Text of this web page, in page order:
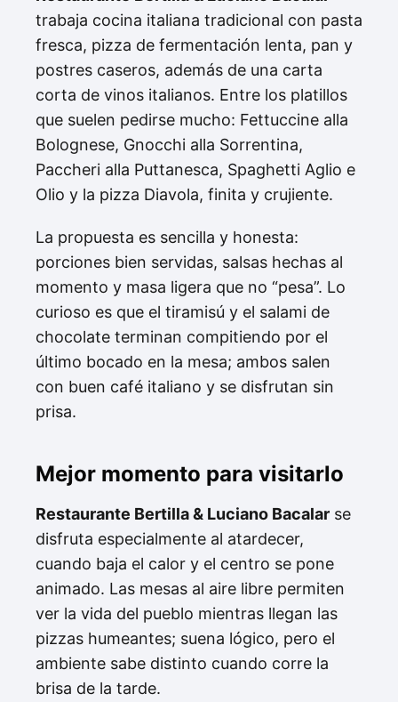
trabaja cocina italiana tradicional con pasta
fresca, pizza de fermentación lenta, pan y
postres caseros, además de una carta
corta de vinos italianos. Entre los platillos
que suelen pedirse mucho: Fettuccine alla
Bolognese, Gnocchi alla Sorrentina,
Paccheri alla Puttanesca, Spaghetti Aglio e
Olio y la pizza Diavola, finita y crujiente.
La propuesta es sencilla y honesta:
porciones bien servidas, salsas hechas al
momento y masa ligera que no “pesa”. Lo
curioso es que el tiramisú y el salami de
chocolate terminan compitiendo por el
último bocado en la mesa; ambos salen
con buen café italiano y se disfrutan sin
prisa.
Mejor momento para visitarlo
Restaurante Bertilla & Luciano Bacalar se
disfruta especialmente al atardecer,
cuando baja el calor y el centro se pone
animado. Las mesas al aire libre permiten
ver la vida del pueblo mientras llegan las
pizzas humeantes; suena lógico, pero el
ambiente sabe distinto cuando corre la
brisa de la tarde.